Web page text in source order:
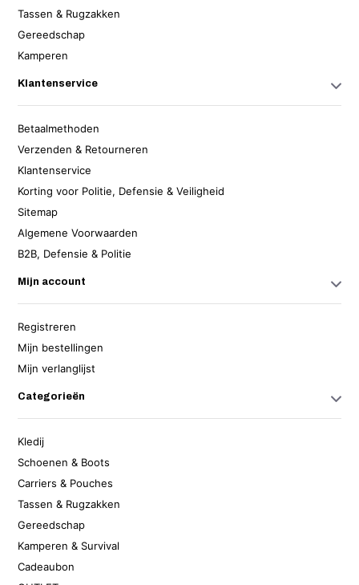
Tassen & Rugzakken
Gereedschap
Kamperen
Klantenservice
Betaalmethoden
Verzenden & Retourneren
Klantenservice
Korting voor Politie, Defensie & Veiligheid
Sitemap
Algemene Voorwaarden
B2B, Defensie & Politie
Mijn account
Registreren
Mijn bestellingen
Mijn verlanglijst
Categorieën
Kledij
Schoenen & Boots
Carriers & Pouches
Tassen & Rugzakken
Gereedschap
Kamperen & Survival
Cadeaubon